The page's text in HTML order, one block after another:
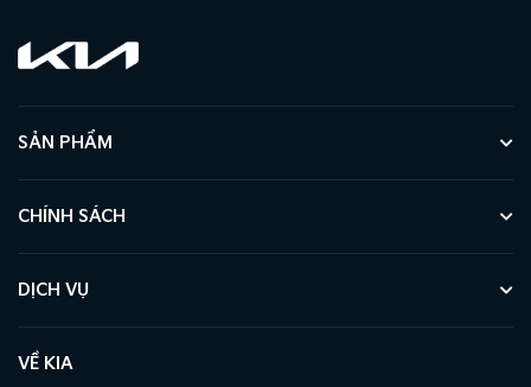
SẢN PHẨM
CHÍNH SÁCH
DỊCH VỤ
VỀ KIA